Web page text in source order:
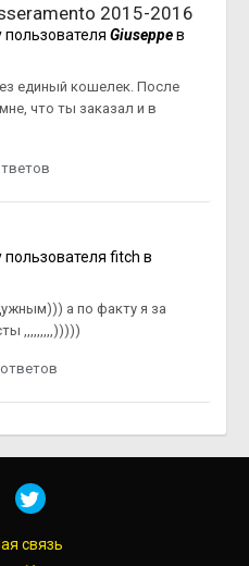
2015-2016
пользователя Giuseppeв
единый кошелек. После
что ты заказал и в
пользователя fitch в
а по факту я за
,,,,,,,,,)))))
связь